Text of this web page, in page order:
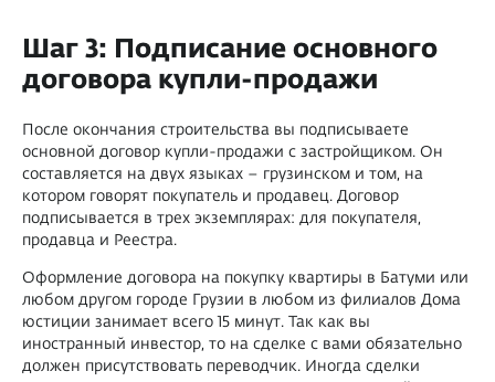
Шаг 3: Подписание основного
договора купли-продажи
После окончания строительства вы подписываете
основной договор купли-продажи с застройщиком. Он
составляется на двух языках – грузинском и том, на
котором говорят покупатель и продавец. Договор
подписывается в трех экземплярах: для покупателя,
продавца и Реестра.
Оформление договора на покупку квартиры в Батуми или
любом другом городе Грузии в любом из филиалов Дома
юстиции занимает всего 15 минут. Так как вы
иностранный инвестор, то на сделке с вами обязательно
должен присутствовать переводчик. Иногда сделки